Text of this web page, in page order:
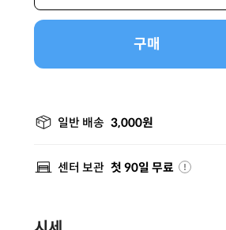
구매
일반 배송 3,000원
센터 보관 첫 90일 무료